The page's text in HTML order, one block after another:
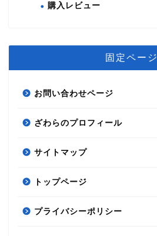
購入レビュー
固定ページ
お問い合わせページ
ざわらのプロフィール
サイトマップ
トップページ
プライバシーポリシー